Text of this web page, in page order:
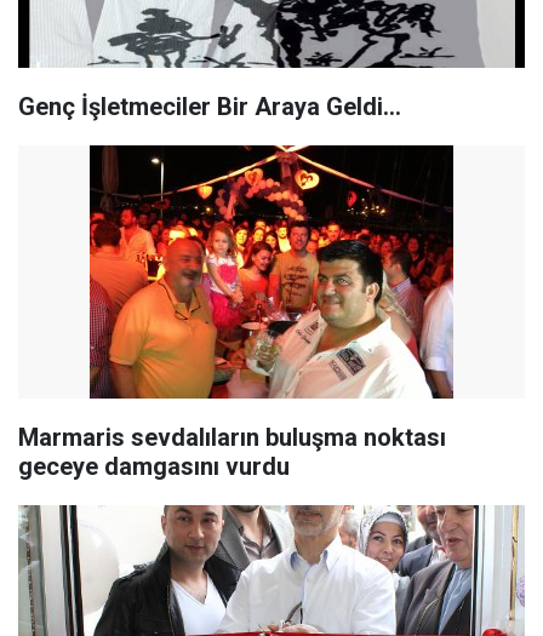
Genç İşletmeciler Bir Araya Geldi...
Marmaris sevdalıların buluşma noktası
geceye damgasını vurdu